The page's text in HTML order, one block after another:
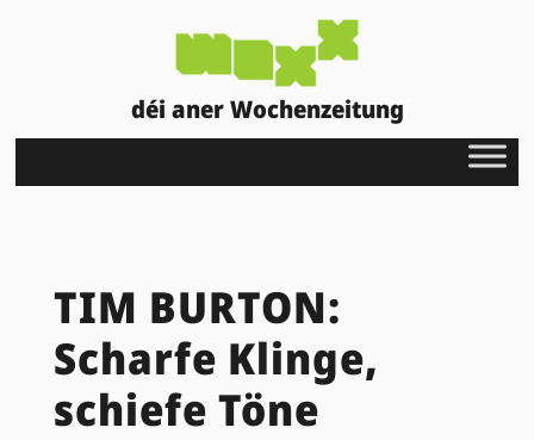
déi aner Wochenzeitung
TIM BURTON:
Scharfe Klinge,
schiefe Töne